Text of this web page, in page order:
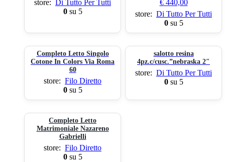
store:
Di Tutto Per Tutti
0su 5
€440,00
store: Di Tutto Per Tutti
0su 5
Completo Letto Singolo
Cotone In Colors Via Roma
60
store: Filo Diretto
0su 5
salotto resina
4pz.c/cusc.”nebraska 2″
store: Di Tutto Per Tutti
0su 5
Completo Letto
Matrimoniale Nazareno
Gabrielli
store: Filo Diretto
0su 5